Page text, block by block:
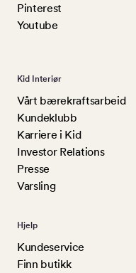
Pinterest
Youtube
Kid Interiør
Vårt bærekraftsarbeid
Kundeklubb
Karriere i Kid
Investor Relations
Presse
Varsling
Hjelp
Kundeservice
Finn butikk